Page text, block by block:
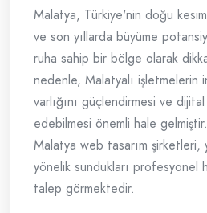
Malatya, Türkiye'nin doğu
ve son yıllarda büyüme
ruha sahip bir bölge olarak
nedenle, Malatyalı işletmelerin
varlığını güçlendirmesi ve
edebilmesi önemli hale
Malatya web tasarım şirketleri,
yönelik sundukları profesyonel
talep görmektedir.